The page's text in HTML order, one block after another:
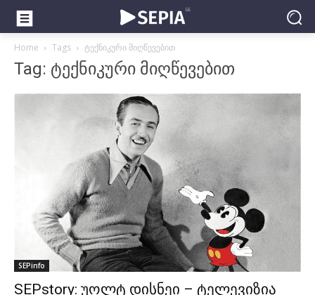
Home Tags ტექნიკური მიღწევებით
Tag: ტექნიკური მიღწევებით
SEPinfo
SEPstory: უოლტ დისნეი – ტელევიზია